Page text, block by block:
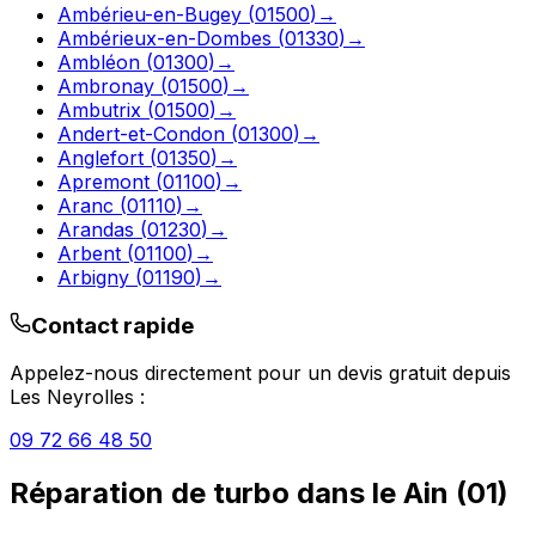
Ambérieu-en-Bugey (01500) →
Ambérieux-en-Dombes (01330) →
Ambléon (01300) →
Ambronay (01500) →
Ambutrix (01500) →
Andert-et-Condon (01300) →
Anglefort (01350) →
Apremont (01100) →
Aranc (01110) →
Arandas (01230) →
Arbent (01100) →
Arbigny (01190) →
Contact rapide
Appelez-nous directement pour un devis gratuit depuis
Les Neyrolles :
09 72 66 48 50
Réparation de turbo dans le Ain (01)